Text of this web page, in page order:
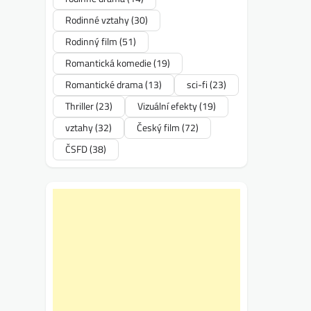
Rodinné vztahy(30)
Rodinný film(51)
Romantická komedie(19)
Romantické drama(13) sci-fi(23)
Thriller(23) Vizuální efekty(19)
vztahy(32) Český film(72)
ČSFD(38)